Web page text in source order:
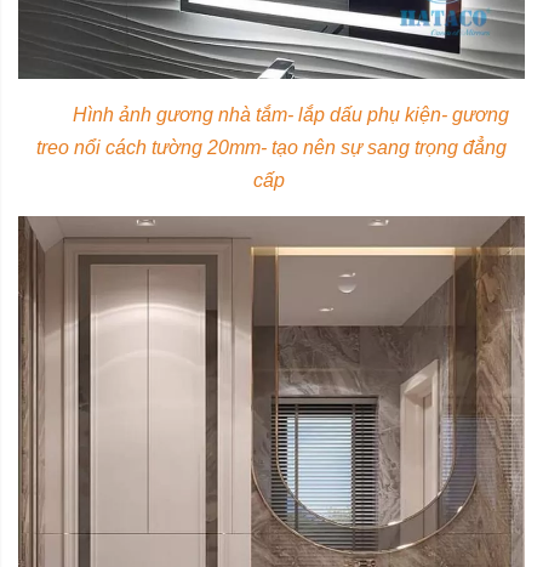
Hình ảnh gương nhà tắm- lắp dấu phụ kiện- gương
treo nổi cách tường 20mm- tạo nên sự sang trọng đẳng
cấp